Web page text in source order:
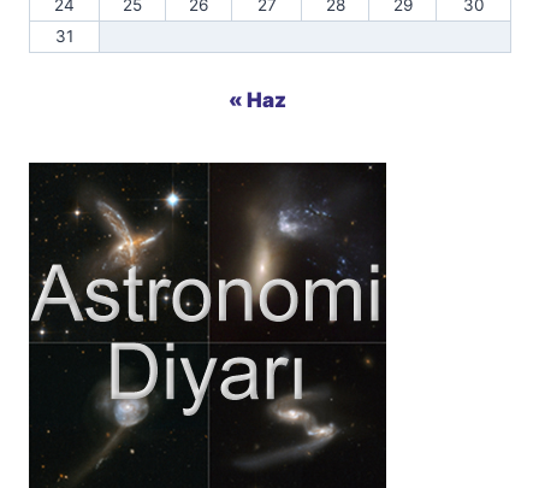
24
25 26 27 28 29
30
31
« Haz